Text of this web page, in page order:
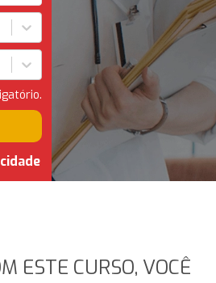
ESTE CURSO, VOCÊ